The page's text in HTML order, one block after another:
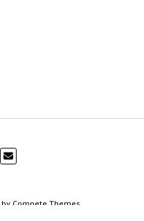
by Compete Themes.